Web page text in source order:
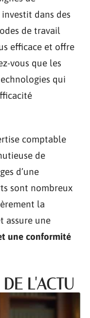
dans des
de travail
efficace et offre
vous que les
qui
comptable
de
d’une
sont nombreux
la
assure une
une conformité
L'ACTU